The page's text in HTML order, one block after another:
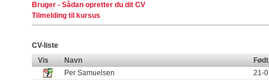
Bruger - Sådan opretter du dit CV
Tilmelding til kursus
CV-liste
Vis
Navn
Født
Per Samuelsen
21-